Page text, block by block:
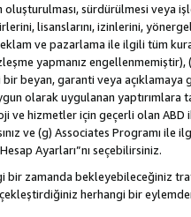
oluşturulması, sürdürülmesi
lisanslarını, izinlerini,
ve pazarlama ile ilgili tüm
yapmanız engellenmemiştir),
beyan, garanti veya
olarak uygulanan
ve hizmetler için geçerli olan ABD
ve (g) Associates Programı
Ayarları”nı seçebilirsiniz.
bir zamanda bekleyebileceğiniz
herhangi bir